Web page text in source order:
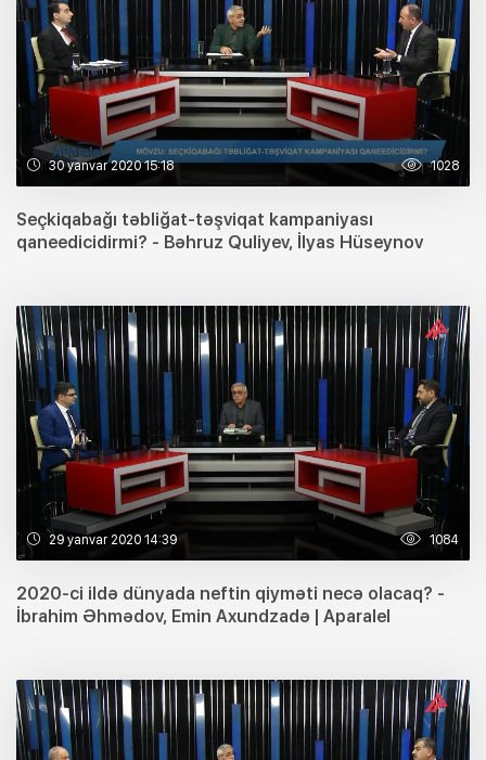
30 yanvar 2020 15:18 1028
Seçkiqabağı təbliğat-təşviqat kampaniyası
qaneedicidirmi? - Bəhruz Quliyev, İlyas Hüseynov
29 yanvar 2020 14:39 1084
2020-ci ildə dünyada neftin qiyməti necə olacaq? -
İbrahim Əhmədov, Emin Axundzadə | Aparalel